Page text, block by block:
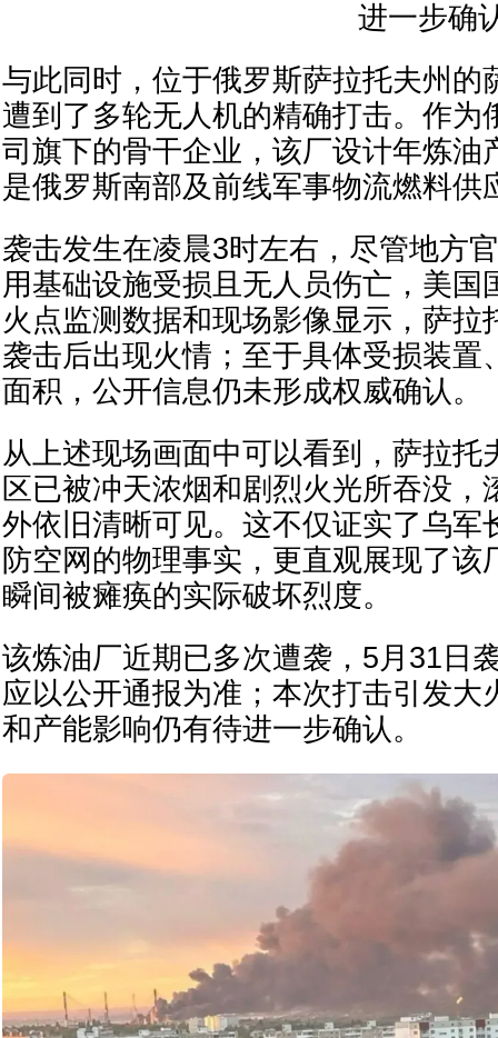
进一步确
与此同时，位于俄罗斯萨拉托夫州的
遭到了多轮无人机的精确打击。作为
司旗下的骨干企业，该厂设计年炼油
是俄罗斯南部及前线军事物流燃料供
袭击发生在凌晨3时左右，尽管地方
用基础设施受损且无人员伤亡，美国
火点监测数据和现场影像显示，萨拉
袭击后出现火情；至于具体受损装置
面积，公开信息仍未形成权威确认。
从上述现场画面中可以看到，萨拉托
区已被冲天浓烟和剧烈火光所吞没，
外依旧清晰可见。这不仅证实了乌军
防空网的物理事实，更直观展现了该
瞬间被瘫痪的实际破坏烈度。
该炼油厂近期已多次遭袭，5月31日
应以公开通报为准；本次打击引发大
和产能影响仍有待进一步确认。